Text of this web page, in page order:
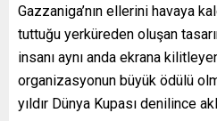
Gazzaniga’nın ellerini havaya
tuttuğu yerküreden oluşan
insanı aynı anda ekrana
organizasyonun büyük ödülü
yıldır Dünya Kupası denilince